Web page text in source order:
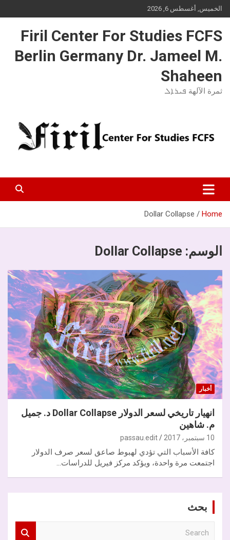
Skip
to
الخميس, أغسطس 6, 2026
Firil Center For Studies FCFS
Berlin Germany Dr. Jameel M.
Shaheen
ثمرة الآلهة ܦܝܪܐܠ
Home
Dollar Collapse
الوسم: Dollar Collapse
أخبار
انهيار تاريخي لسعر الدولار Dollar Collapse د. جميل
م. شاهين
10 سبتمبر، 2017 passau.edit
كافة الأسباب التي تؤدي لهبوط صاعق لسعر صرف الدولار
اجتمعت مرة واحدة، ويؤكد مركز فيريل للدراسات…
بحث